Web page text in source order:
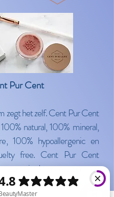
Pur Cent
zegt het zelf. Cent Pur Cent
natural, 100% mineral,
100% hypoallergenic en
free. Cent Pur Cent
uit de meest pure en
Om deze kwaliteit